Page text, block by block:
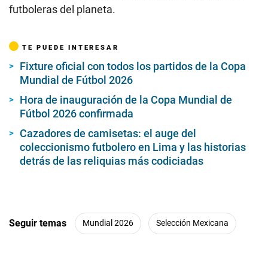
futboleras del planeta.
TE PUEDE INTERESAR
Fixture oficial con todos los partidos de la Copa
Mundial de Fútbol 2026
Hora de inauguración de la Copa Mundial de
Fútbol 2026 confirmada
Cazadores de camisetas: el auge del
coleccionismo futbolero en Lima y las historias
detrás de las reliquias más codiciadas
Seguir temas Mundial 2026 Selección Mexicana